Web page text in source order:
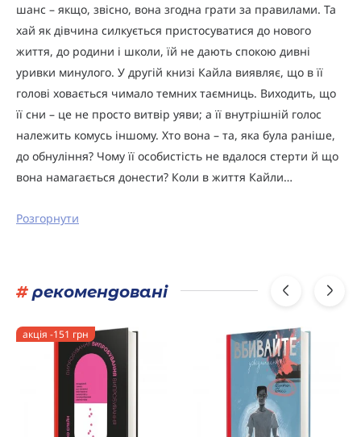
шанс – якщо, звісно, вона згодна грати за правилами. Та
хай як дівчина силкується пристосуватися до нового
життя, до родини і школи, їй не дають спокою дивні
уривки минулого. У другій книзі Кайла виявляє, що в її
голові ховається чимало темних таємниць. Виходить, що
її сни – це не просто витвір уяви; а її внутрішній голос
належить комусь іншому. Хто вона – та, яка була раніше,
до обнуління? Чому її особистість не вдалося стерти й що
вона намагається донести? Коли в життя Кайли…
Розгорнути
#рекомендовані
акція -151 грн